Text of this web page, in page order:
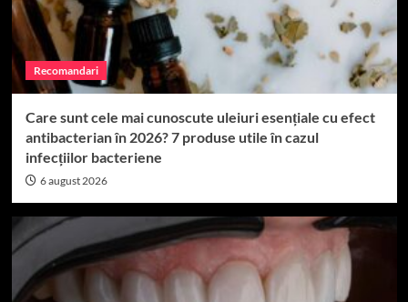
Recomandari
Care sunt cele mai cunoscute uleiuri esențiale cu efect
antibacterian în 2026? 7 produse utile în cazul
infecțiilor bacteriene
6 august 2026